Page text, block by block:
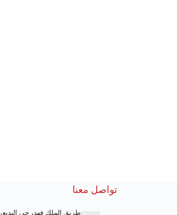
تواصل معنا
طريق الملك فهد، حي البديع،